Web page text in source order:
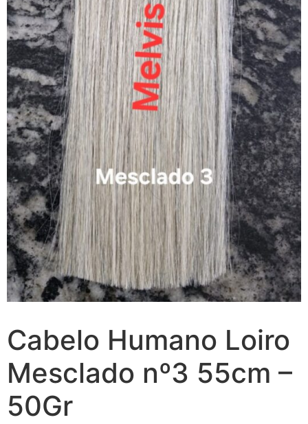
Cabelo Humano Loiro
Mesclado nº3 55cm –
50Gr